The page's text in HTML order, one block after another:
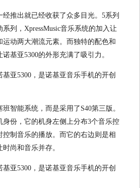
经推出就已经收获了众多目光。5系列
列，XpressMusic音乐系统的加入让
运动两大潮流元素。而独特的配色和
基亚5300的外形充满了吸引力。
智能系统，而是采用了S40第三版。
身份，它的机身左侧上分布3个音乐控
制音乐的播放。而它的右边则是相
尚和音乐并存。